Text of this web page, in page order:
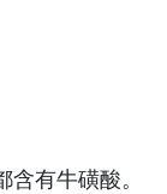
有牛磺酸。